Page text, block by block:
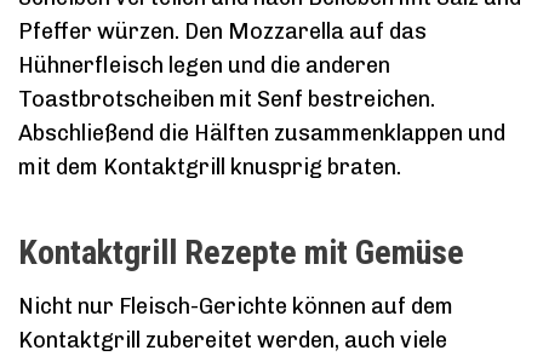
Pfeffer würzen. Den Mozzarella auf das
Hühnerfleisch legen und die anderen
Toastbrotscheiben mit Senf bestreichen.
Abschließend die Hälften zusammenklappen und
mit dem Kontaktgrill knusprig braten.
Kontaktgrill Rezepte mit Gemüse
Nicht nur Fleisch-Gerichte können auf dem
Kontaktgrill zubereitet werden, auch viele